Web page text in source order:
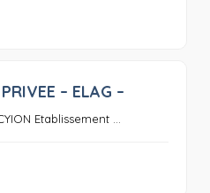
– ELAG –
Etablissement ...